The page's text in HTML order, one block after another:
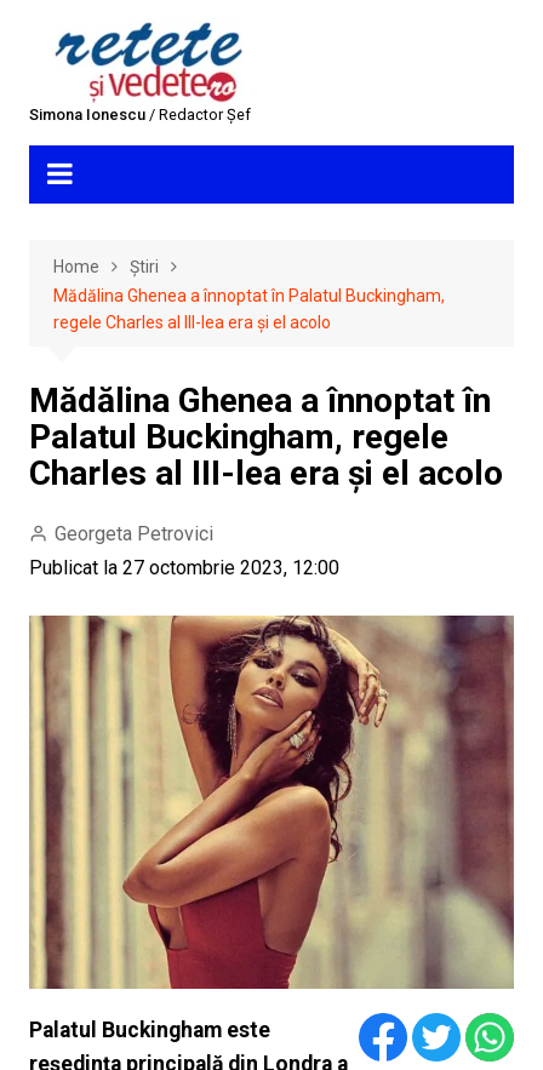
Simona Ionescu/ Redactor Șef
Home
Știri
Mădălina Ghenea a înnoptat în Palatul Buckingham,
regele Charles al III-lea era și el acolo
Mădălina Ghenea a înnoptat în
Palatul Buckingham, regele
Charles al III-lea era și el acolo
Georgeta Petrovici
Publicat la 27 octombrie 2023, 12:00
Palatul Buckingham este
reședința principală din Londra a